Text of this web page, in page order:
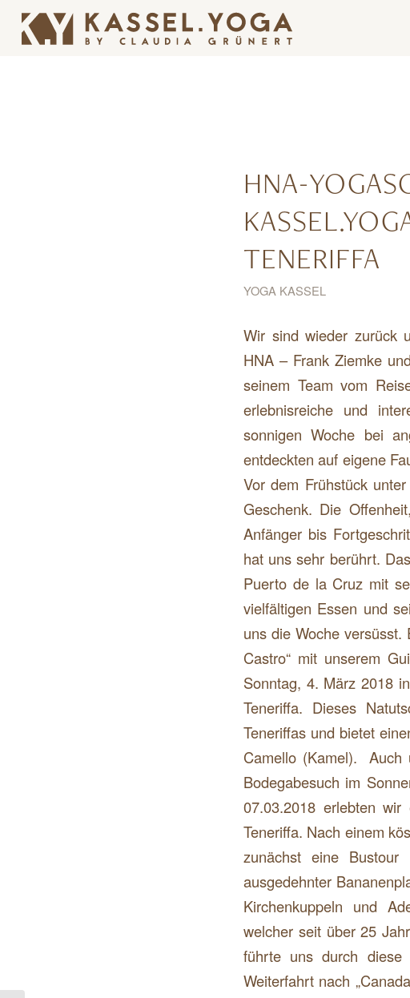
HNA-
TENERIFFA
YOGA KASSEL
Wir sind wieder zurück
HNA – Frank Ziemke
seinem Team vom
erlebnisreiche und
sonnigen Woche bei
entdeckten auf eigene
Vor dem Frühstück
Geschenk. Die
Anfänger bis
hat uns sehr berührt.
Puerto de la Cruz mit
vielfältigen Essen und
uns die Woche versüsst.
Castro“ mit unserem
Sonntag, 4. März 2018
Teneriffa. Dieses
Teneriffas und bietet
Camello (Kamel). Auch
Bodegabesuch im
07.03.2018 erlebten
Teneriffa. Nach einem
zunächst eine
ausgedehnter
Kirchenkuppeln und
welcher seit über 25
führte uns durch diese
Weiterfahrt nach